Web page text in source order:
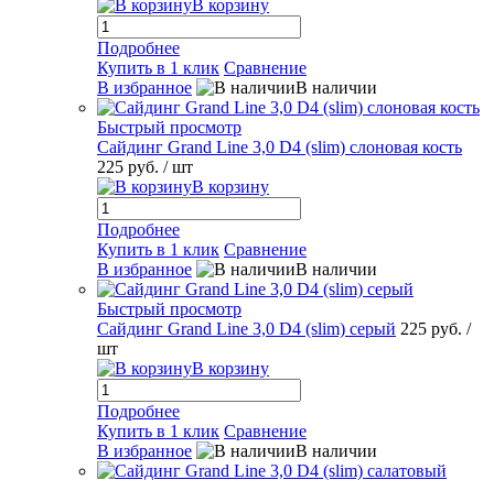
В корзину
Подробнее
Купить в 1 клик Сравнение
В избранное
В наличии
Быстрый просмотр
Сайдинг Grand Line 3,0 D4 (slim) слоновая кость
225 руб. / шт
В корзину
Подробнее
Купить в 1 клик Сравнение
В избранное
В наличии
Быстрый просмотр
Сайдинг Grand Line 3,0 D4 (slim) серый 225 руб. /
шт
В корзину
Подробнее
Купить в 1 клик Сравнение
В избранное
В наличии